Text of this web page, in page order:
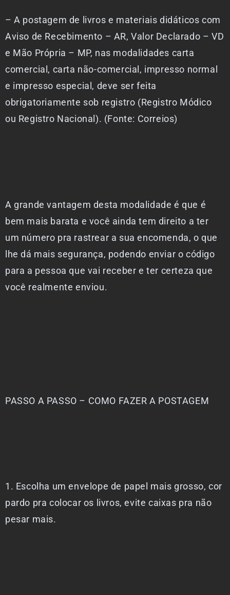
– A postagem de livros e materiais didáticos com
Aviso de Recebimento – AR, Valor Declarado – VD
e Mão Própria – MP, nas modalidades carta
comercial, carta não-comercial, impresso normal
e impresso especial, deve ser feita
obrigatoriamente sob registro (Registro Módico
ou Registro Nacional). (Fonte: Correios)
A grande vantagem desta modalidade é que é
bem mais barata e você ainda tem direito a ter
um número pra rastrear a sua encomenda, o que
lhe dá mais segurança, podendo enviar o código
para a pessoa que vai receber e ter certeza que
você realmente enviou.
PASSO A PASSO – COMO FAZER A POSTAGEM
1. Escolha um envelope de papel mais grosso, cor
pardo pra colocar os livros, evite caixas pra não
pesar mais.